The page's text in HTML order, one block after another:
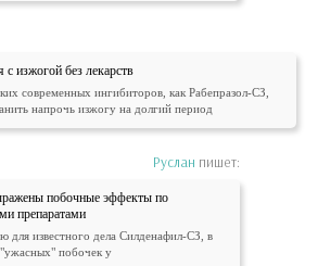
с изжогой без лекарств
современных ингибиторов, как Рабепразол-СЗ,
напрочь изжогу на долгий период
Руслан пишет:
побочные эффекты по
препаратами
для известного дела Силденафил-СЗ, в
побочек у